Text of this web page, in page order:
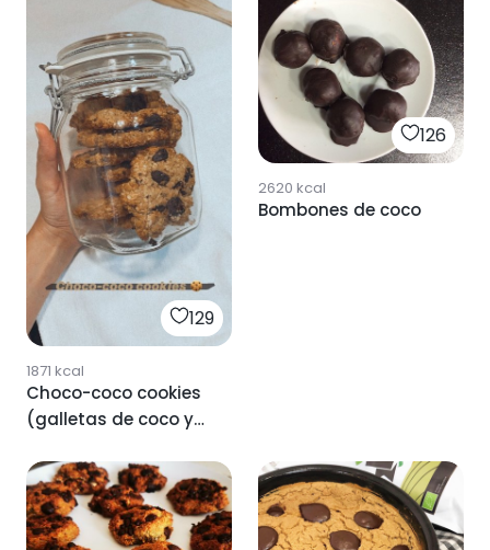
129
1871 kcal
Choco-coco cookies
(galletas de coco y
126
2620 kcal
Bombones de coco